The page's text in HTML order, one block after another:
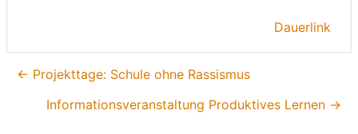
Dauerlink
← Projekttage: Schule ohne Rassismus
Informationsveranstaltung Produktives Lernen →